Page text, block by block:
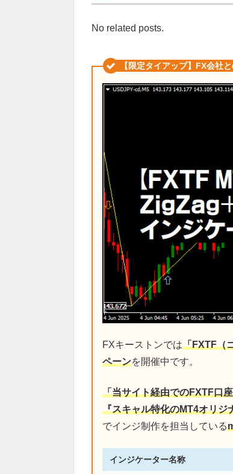
No related posts.
【限定タイアップ】FX会社
FXキーストンでは「FXTF（
ペーンを開催中です。
「当サイト経由でのFXTF口
『スキャル特化のMT4オリジ
でインジ制作を担当している
インジケーター名称